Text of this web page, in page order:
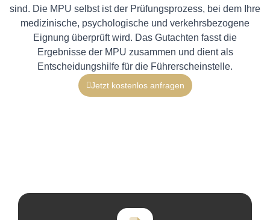
sind. Die MPU selbst ist der Prüfungsprozess, bei dem Ihre
medizinische, psychologische und verkehrsbezogene
Eignung überprüft wird. Das Gutachten fasst die
Ergebnisse der MPU zusammen und dient als
Entscheidungshilfe für die Führerscheinstelle.
Jetzt kostenlos anfragen